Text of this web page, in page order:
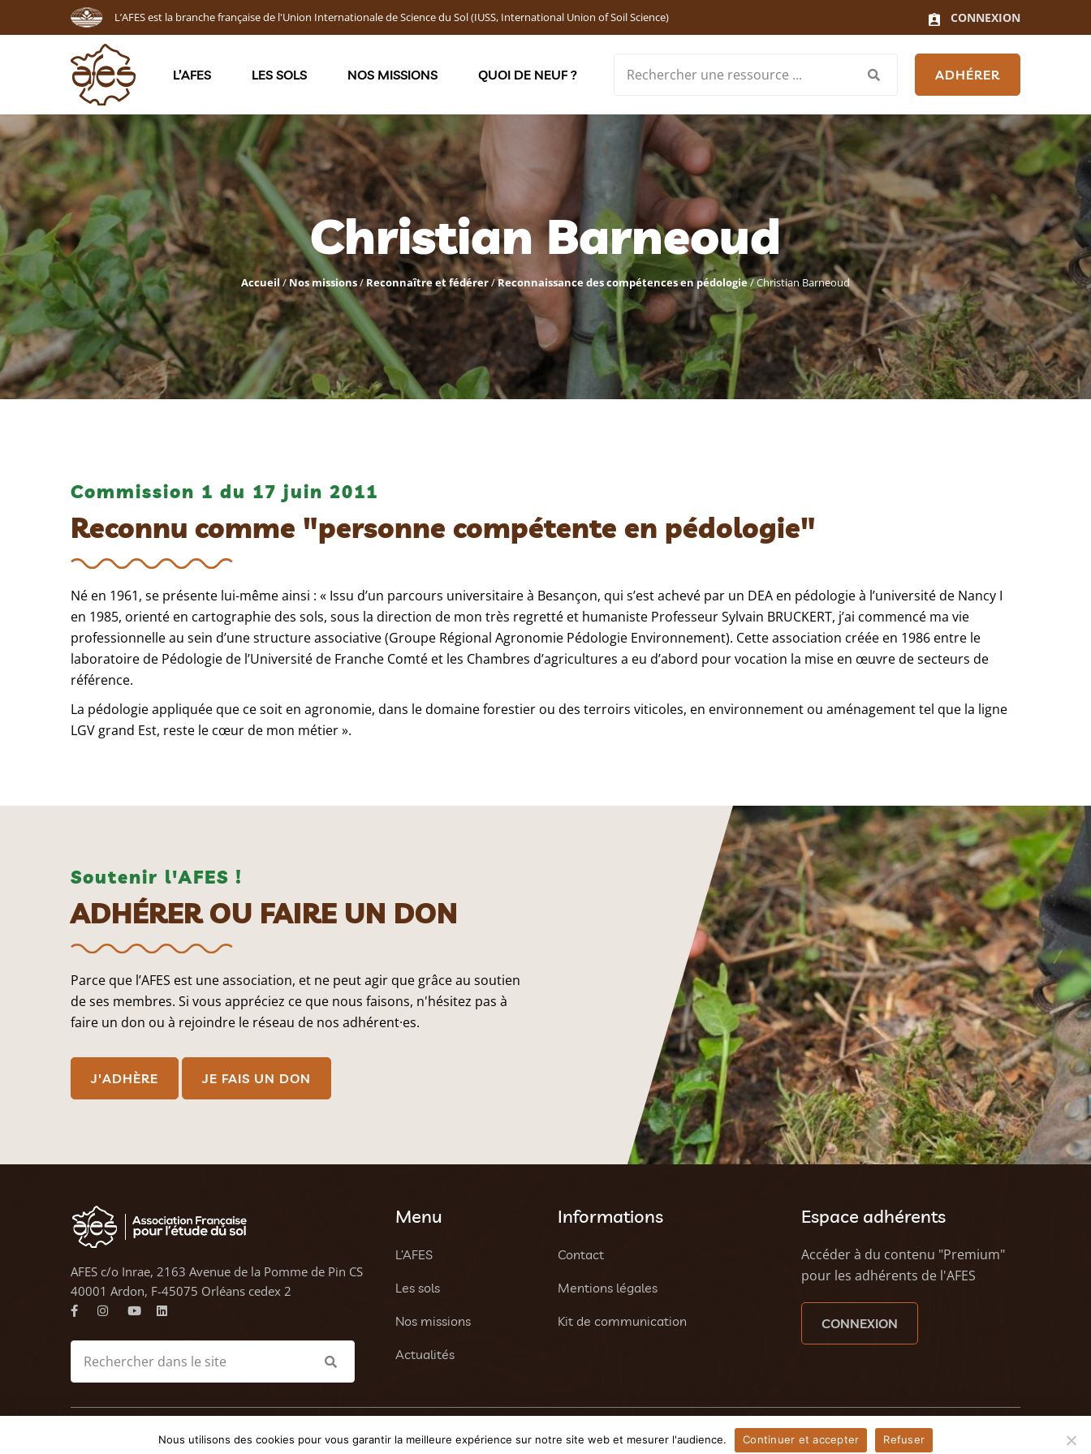
L’AFES est la branche française de l'Union Internationale de Science du Sol (IUSS, International Union of Soil Science) CONNEXION
L’AFES LES SOLS NOS MISSIONS QUOI DE NEUF ? ADHÉRER
Christian Barneoud
Accueil/Nos missions/Reconnaître et fédérer/Reconnaissance des compétences en pédologie/Christian Barneoud
Commission 1 du 17 juin 2011
Reconnu comme "personne compétente en pédologie"
Né en 1961, se présente lui-même ainsi : « Issu d’un parcours universitaire à Besançon, qui s’est achevé par un DEA en pédologie à l’université de Nancy I
en 1985, orienté en cartographie des sols, sous la direction de mon très regretté et humaniste Professeur Sylvain BRUCKERT, j’ai commencé ma vie
professionnelle au sein d’une structure associative (Groupe Régional Agronomie Pédologie Environnement). Cette association créée en 1986 entre le
laboratoire de Pédologie de l’Université de Franche Comté et les Chambres d’agricultures a eu d’abord pour vocation la mise en œuvre de secteurs de
référence.
La pédologie appliquée que ce soit en agronomie, dans le domaine forestier ou des terroirs viticoles, en environnement ou aménagement tel que la ligne
LGV grand Est, reste le cœur de mon métier ».
Soutenir l'AFES !
ADHÉRER OU FAIRE UN DON
Parce que l’AFES est une association, et ne peut agir que grâce au soutien
de ses membres. Si vous appréciez ce que nous faisons, n'hésitez pas à
faire un don ou à rejoindre le réseau de nos adhérent·es.
J'ADHÈRE JE FAIS UN DON
AFES c/o Inrae, 2163 Avenue de la Pomme de Pin CS
40001 Ardon, F-45075 Orléans cedex 2
Menu
L’AFES
Les sols
Nos missions
Actualités
Informations
Contact
Mentions légales
Kit de communication
Espace adhérents
Accéder à du contenu "Premium"
pour les adhérents de l'AFES
CONNEXION
© 2023 AFES - Tous droits réservés - Une créationTony Oheix : Agence Web CaenetWeezy - Agence web à Caen
Nous utilisons des cookies pour vous garantir la meilleure expérience sur notre site web et mesurer l'audience. Continuer et accepter Refuser